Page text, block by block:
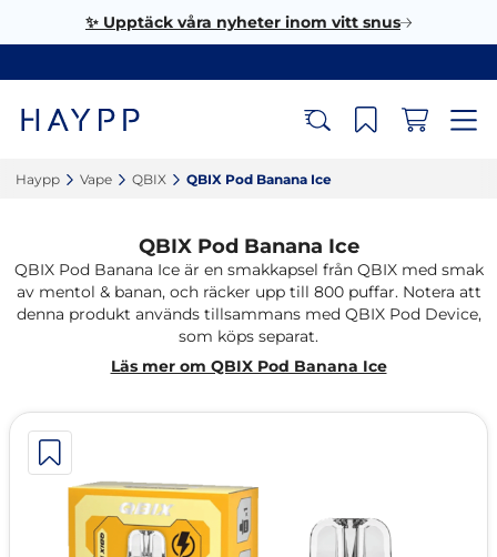
✨ Upptäck våra nyheter inom vitt snus
Haypp‎ Vape‎ QBIX‎ QBIX Pod Banana Ice‎
QBIX Pod Banana Ice
QBIX Pod Banana Ice är en smakkapsel från QBIX med smak
av mentol & banan, och räcker upp till 800 puffar. Notera att
denna produkt används tillsammans med QBIX Pod Device,
som köps separat.
Läs mer om QBIX Pod Banana Ice